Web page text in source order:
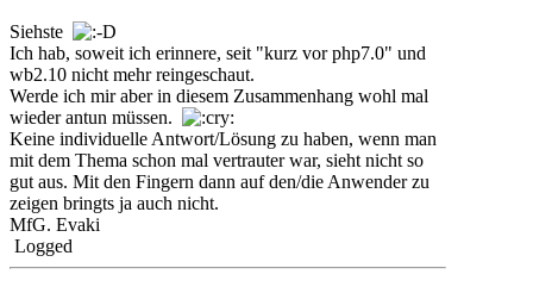
Siehste
Ich hab, soweit ich erinnere, seit "kurz vor php7.0" und
wb2.10 nicht mehr reingeschaut.
Werde ich mir aber in diesem Zusammenhang wohl mal
wieder antun müssen.
Keine individuelle Antwort/Lösung zu haben, wenn man
mit dem Thema schon mal vertrauter war, sieht nicht so
gut aus. Mit den Fingern dann auf den/die Anwender zu
zeigen bringts ja auch nicht.
MfG. Evaki
Logged